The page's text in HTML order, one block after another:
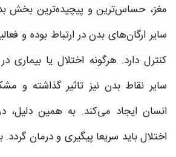
مغز، حساس‌ترین و پیچیده‌ترین بخش‌
سایر ارگان‌های بدن در ارتباط بوده و
کنترل دارد. هرگونه اختلال یا بیماری
سایر نقاط بدن نیز تاثیر گذاشته و
انسان ایجاد می‌کند. به همین دلیل،
اختلال باید سریعا پیگیری و درمان